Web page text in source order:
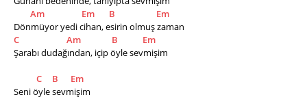
Am
Em B
Em
Dönmüyor yedi cihan, esirin olmuş zaman
C
Am B
Em
Şarabı dudağından, içip öyle sevmişim
C B
Em
Seni öyle sevmişim